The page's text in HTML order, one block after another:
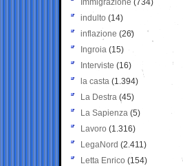
Immigrazione (734)
indulto (14)
inflazione (26)
Ingroia (15)
Interviste (16)
la casta (1.394)
La Destra (45)
La Sapienza (5)
Lavoro (1.316)
LegaNord (2.411)
Letta Enrico (154)